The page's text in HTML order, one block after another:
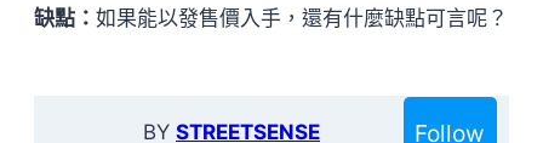
缺點： 如果能以發售價入手，還有什麼缺點可言呢？
BY STREETSENSE Follow